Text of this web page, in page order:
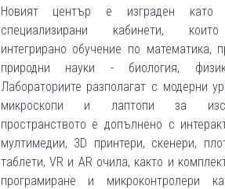
Новият център е изграден като
специализирани кабинети,
интегрирано обучение по математика,
природни науки - биология,
Лабораториите разполагат с модерни
микроскопи и лаптопи за
пространството е допълнено с
мултимедии, 3D принтери, скенери,
таблети, VR и AR очила, както и
програмиране и микроконтролери